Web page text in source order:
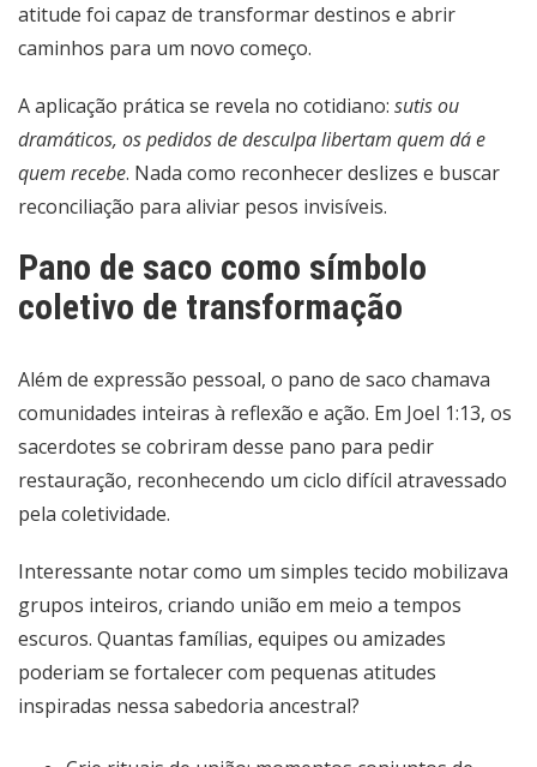
atitude foi capaz de transformar destinos e abrir
caminhos para um novo começo.
A aplicação prática se revela no cotidiano: sutis ou
dramáticos, os pedidos de desculpa libertam quem dá e
quem recebe. Nada como reconhecer deslizes e buscar
reconciliação para aliviar pesos invisíveis.
Pano de saco como símbolo
coletivo de transformação
Além de expressão pessoal, o pano de saco chamava
comunidades inteiras à reflexão e ação. Em Joel 1:13, os
sacerdotes se cobriram desse pano para pedir
restauração, reconhecendo um ciclo difícil atravessado
pela coletividade.
Interessante notar como um simples tecido mobilizava
grupos inteiros, criando união em meio a tempos
escuros. Quantas famílias, equipes ou amizades
poderiam se fortalecer com pequenas atitudes
inspiradas nessa sabedoria ancestral?